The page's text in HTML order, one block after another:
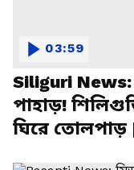
Siliguri News:
পাহাড়!
ঘিরে তোলপাড়
03:59